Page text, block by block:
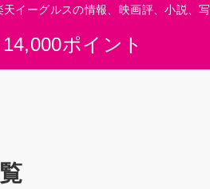
ポイント
イーグルスの情報、映画評、小説、写